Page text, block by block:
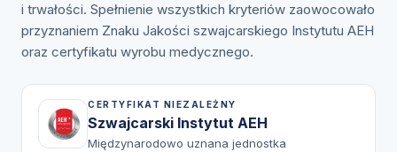
i trwałości. Spełnienie wszystkich kryteriów zaowocowało
przyznaniem Znaku Jakości szwajcarskiego Instytutu AEH
oraz certyfikatu wyrobu medycznego.
CERTYFIKAT NIEZALEŻNY
Szwajcarski Instytut AEH
Międzynarodowo uznana jednostka